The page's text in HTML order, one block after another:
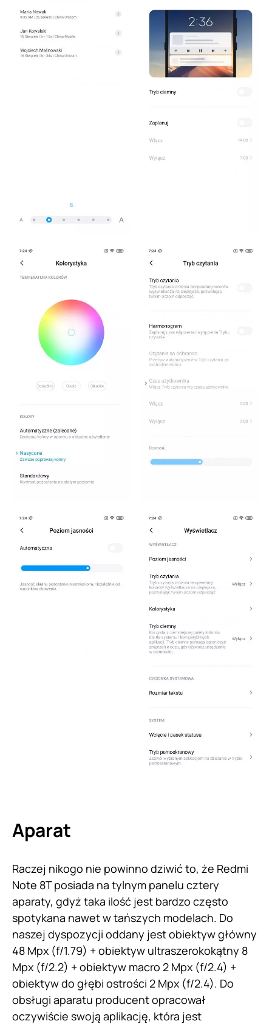
Aparat
Raczej nikogo nie powinno dziwić to, że Redmi
Note 8T posiada na tylnym panelu cztery
aparaty, gdyż taka ilość jest bardzo często
spotykana nawet w tańszych modelach. Do
naszej dyspozycji oddany jest obiektyw główny
48 Mpx (f/1.79) + obiektyw ultraszerokokątny 8
Mpx (f/2.2) + obiektyw macro 2 Mpx (f/2.4) +
obiektyw do głębi ostrości 2 Mpx (f/2.4). Do
obsługi aparatu producent opracował
oczywiście swoją aplikację, która jest